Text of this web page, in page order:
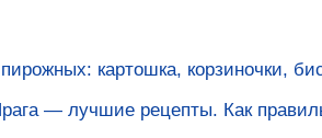
картошка, корзиночки,
— лучшие рецепты. Как